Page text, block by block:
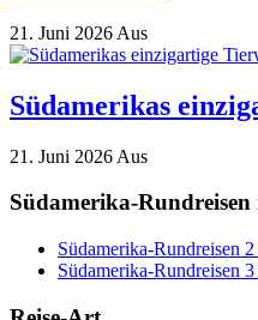
21. Juni 2026 Aus
Südamerikas
21. Juni 2026 Aus
Südamerika-Rundreisen
Südamerika-Rundreisen
Südamerika-Rundreisen